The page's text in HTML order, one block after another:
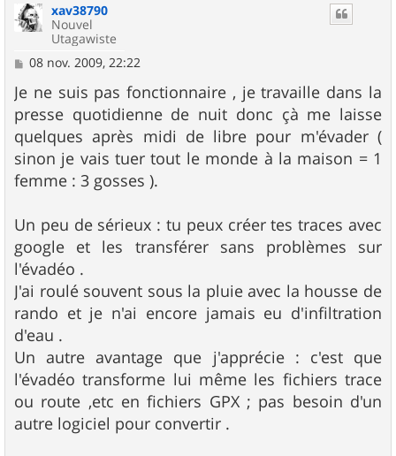
xav38790
Nouvel
Utagawiste
M
s
s
a
g
e
08 nov. 2009, 22:22
Je ne suis pas fonctionnaire , je travaille dans la
presse quotidienne de nuit donc çà me laisse
quelques après midi de libre pour m'évader (
sinon je vais tuer tout le monde à la maison = 1
femme : 3 gosses ).
Un peu de sérieux : tu peux créer tes traces avec
google et les transférer sans problèmes sur
l'évadéo .
J'ai roulé souvent sous la pluie avec la housse de
rando et je n'ai encore jamais eu d'infiltration
d'eau .
Un autre avantage que j'apprécie : c'est que
l'évadéo transforme lui même les fichiers trace
ou route ,etc en fichiers GPX ; pas besoin d'un
autre logiciel pour convertir .